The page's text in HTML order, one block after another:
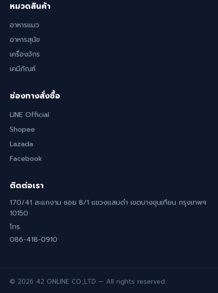
หมวดสินค้า
อาหารแมว
อาหารสุนัข
เครื่องจักร
เคมีภัณฑ์
ช่องทางสั่งซื้อ
LINE Official
Shopee
Lazada
Facebook
ติดต่อเรา
170/41 สะแกงาม ซอย 8/1 แขวงแสมดำ เขตบางขุนเทียน กรุงเทพฯ
10150
โทร.
086-418-0910
© 2026 42 ONLINE CO.,LTD — All rights reserved.